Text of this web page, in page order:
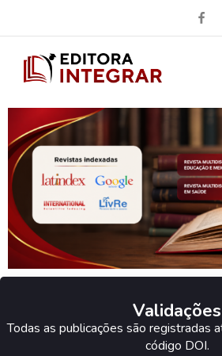
Validações
Todas as publicações são registradas
código DOI.